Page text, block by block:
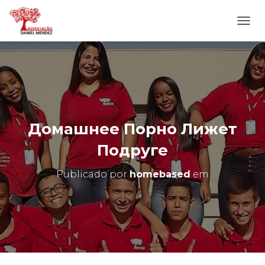
L
T
E
R
N
A
N
A
E
G
O
Домашнее Порно Лижет
Подруге
Publicado porhomebased em